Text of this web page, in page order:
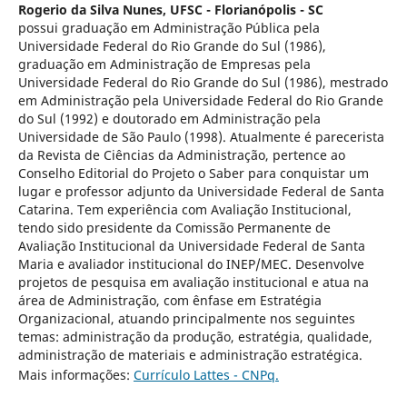
Rogerio da Silva Nunes, UFSC - Florianópolis - SC
possui graduação em Administração Pública pela
Universidade Federal do Rio Grande do Sul (1986),
graduação em Administração de Empresas pela
Universidade Federal do Rio Grande do Sul (1986), mestrado
em Administração pela Universidade Federal do Rio Grande
do Sul (1992) e doutorado em Administração pela
Universidade de São Paulo (1998). Atualmente é parecerista
da Revista de Ciências da Administração, pertence ao
Conselho Editorial do Projeto o Saber para conquistar um
lugar e professor adjunto da Universidade Federal de Santa
Catarina. Tem experiência com Avaliação Institucional,
tendo sido presidente da Comissão Permanente de
Avaliação Institucional da Universidade Federal de Santa
Maria e avaliador institucional do INEP/MEC. Desenvolve
projetos de pesquisa em avaliação institucional e atua na
área de Administração, com ênfase em Estratégia
Organizacional, atuando principalmente nos seguintes
temas: administração da produção, estratégia, qualidade,
administração de materiais e administração estratégica.
Mais informações: Currículo Lattes - CNPq.